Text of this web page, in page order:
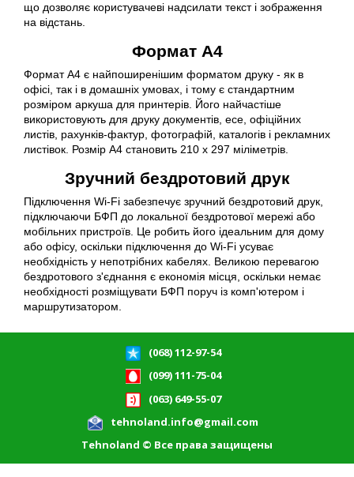
що дозволяє користувачеві надсилати текст і зображення
на відстань.
Формат A4
Формат А4 є найпоширенішим форматом друку - як в
офісі, так і в домашніх умовах, і тому є стандартним
розміром аркуша для принтерів. Його найчастіше
використовують для друку документів, есе, офіційних
листів, рахунків-фактур, фотографій, каталогів і рекламних
листівок. Розмір А4 становить 210 x 297 міліметрів.
Зручний бездротовий друк
Підключення Wi-Fi забезпечує зручний бездротовий друк,
підключаючи БФП до локальної бездротової мережі або
мобільних пристроїв. Це робить його ідеальним для дому
або офісу, оскільки підключення до Wi-Fi усуває
необхідність у непотрібних кабелях. Великою перевагою
бездротового з'єднання є економія місця, оскільки немає
необхідності розміщувати БФП поруч із комп'ютером і
маршрутизатором.
(068) 112-97-54
(099) 111-75-04
(063) 649-55-07
tehnoland.info@gmail.com
Tehnoland © Все права защищены